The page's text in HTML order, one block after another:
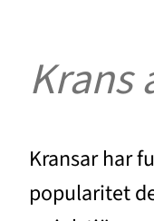
Krans
Kransar har
popularitet